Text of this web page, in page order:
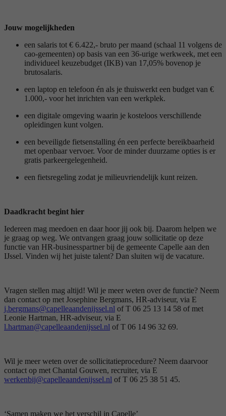
Jouw mogelijkheden
een salaris tot € 6.422,- bruto per maand (schaal 11 volgens de
cao-gemeenten) op basis van een 36-urige werkweek, met een
individueel keuzebudget (IKB) van 17,05% bovenop je
brutosalaris.
een laptop en telefoon én als je thuiswerkt een budget van €
1.000,- voor het inrichten van een werkplek.
een digitale omgeving waarin je kosteloos verschillende
opleidingen kunt volgen.
een beveiligde fietsenstalling én een perfecte bereikbaarheid
met openbaar vervoer. Voor de minder duurzame opties is er
gratis parkeergelegenheid.
een fietsregeling zodat je milieuvriendelijk kunt reizen.
Daadkracht begint hier
Iedereen mag meedoen en daar hoor jij ook bij. Daarom helpen we
je graag op weg. We ontvangen graag jouw sollicitatie op deze
functie van HR-businesspartner bij de gemeente Capelle aan den
IJssel. Vinden wij het juiste talent? Dan sluiten wij de vacature.
Vragen stellen mag altijd! Wil je meer weten over de functie? Neem
dan contact op met Josephine Bergmans, HR-adviseur, via E
j.bergmans@capelleaandenijssel.nl of T 06 25 13 14 58 of met
Leonie Hartman, HR-adviseur, via E
l.hartman@capelleaandenijssel.nl of T 06 14 96 32 69.
Wil je meer weten over de sollicitatieprocedure? Neem daarvoor
contact op met Chantal Gouwen, recruiter, via E
werkenbij@capelleaandenijssel.nl of T 06 25 38 51 45.
‘Samen maken we het verschil in Capelle’